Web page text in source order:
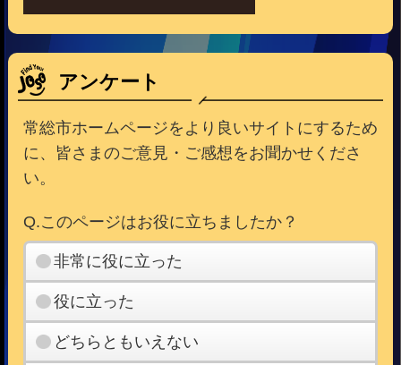
アンケート
常総市ホームページをより良いサイトにするため
に、皆さまのご意見・ご感想をお聞かせくださ
い。
Q.このページはお役に立ちましたか？
非常に役に立った
役に立った
どちらともいえない